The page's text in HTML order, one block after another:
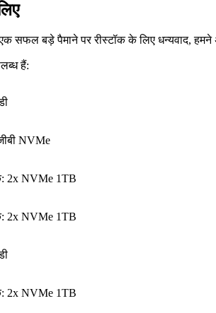
सफल बड़े पैमाने पर रीस्टॉक के लिए धन्यवाद,
हैं:
NVMe
2x NVMe 1TB
2x NVMe 1TB
2x NVMe 1TB